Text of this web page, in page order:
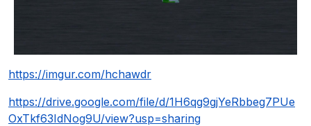
https://imgur.com/hchawdr
https://drive.google.com/file/d/1H6qg9gjYeRbbeg7PUe
OxTkf63IdNog9U/view?usp=sharing